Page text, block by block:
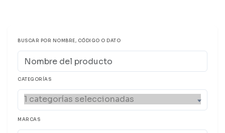
BUSCAR POR NOMBRE, CÓDIGO O DATO
CATEGORÍAS
MARCAS